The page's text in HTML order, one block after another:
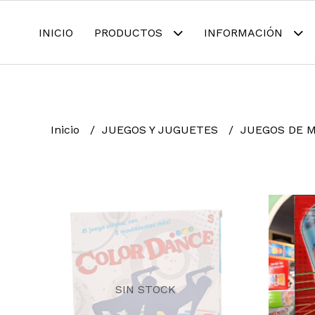
INICIO PRODUCTOS INFORMACIÓN
Inicio JUEGOS Y JUGUETES JUEGOS DE
SIN STOCK